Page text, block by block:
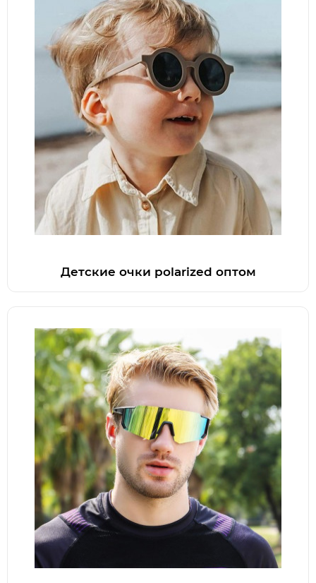
Детские очки polarized оптом